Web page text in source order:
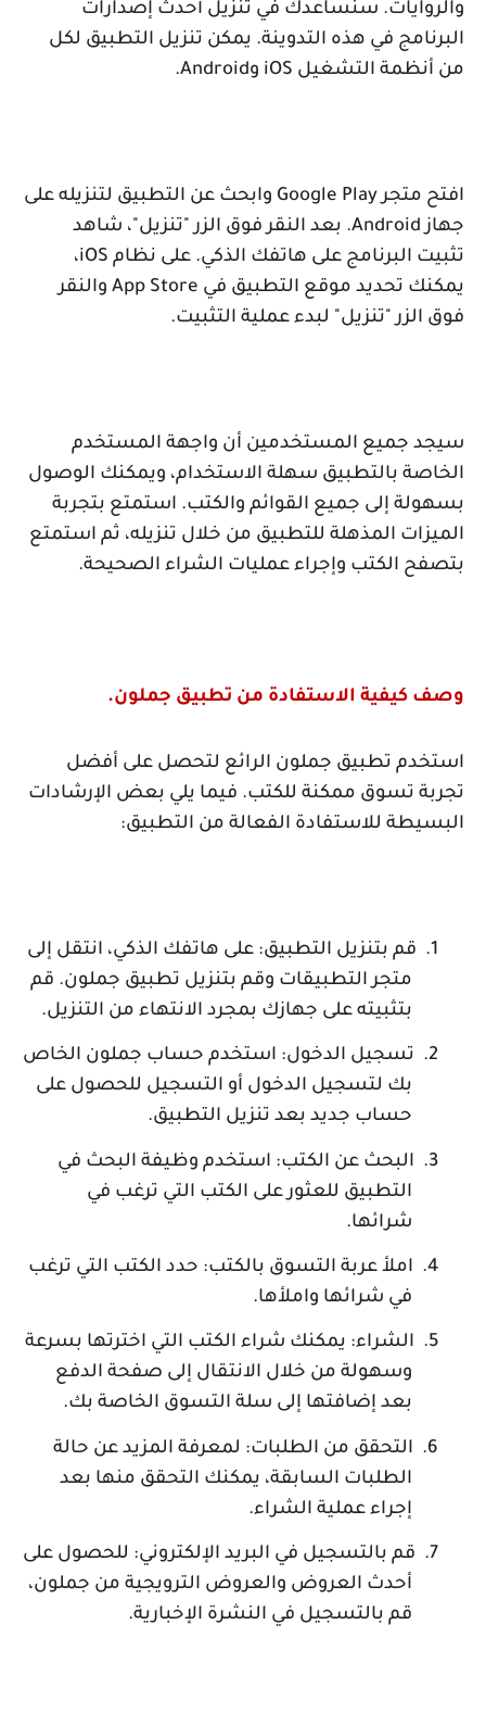
والروايات. سنساعدك في تنزيل أحدث إصدارات
البرنامج في هذه التدوينة. يمكن تنزيل التطبيق لكل
من أنظمة التشغيل iOS وAndroid
.
افتح متجرGoogle Play وابحث عن التطبيق لتنزيله على
جهازAndroid. بعد النقر فوق الزر "تنزيل"، شاهد
تثبيت البرنامج على هاتفك الذكي. على نظام iOS،
يمكنك تحديد موقع التطبيق في App Store والنقر
فوق الزر "تنزيل" لبدء عملية التثبيت.
سيجد جميع المستخدمين أن واجهة المستخدم
الخاصة بالتطبيق سهلة الاستخدام، ويمكنك الوصول
بسهولة إلى جميع القوائم والكتب. استمتع بتجربة
الميزات المذهلة للتطبيق من خلال تنزيله، ثم استمتع
بتصفح الكتب وإجراء عمليات الشراء الصحيحة.
وصف كيفية الاستفادة من تطبيق جملون.
استخدم تطبيق جملون الرائع لتحصل على أفضل
تجربة تسوق ممكنة للكتب. فيما يلي بعض الإرشادات
البسيطة للاستفادة الفعالة من التطبيق:
1.
قم بتنزيل التطبيق: على هاتفك الذكي، انتقل إلى
متجر التطبيقات وقم بتنزيل تطبيق جملون. قم
بتثبيته على جهازك بمجرد الانتهاء من التنزيل.
2.
تسجيل الدخول: استخدم حساب جملون الخاص
بك لتسجيل الدخول أو التسجيل للحصول على
حساب جديد بعد تنزيل التطبيق.
3.
البحث عن الكتب: استخدم وظيفة البحث في
التطبيق للعثور على الكتب التي ترغب في
شرائها.
4.
املأ عربة التسوق بالكتب: حدد الكتب التي ترغب
في شرائها واملأها.
5.
الشراء: يمكنك شراء الكتب التي اخترتها بسرعة
وسهولة من خلال الانتقال إلى صفحة الدفع
بعد إضافتها إلى سلة التسوق الخاصة بك.
6.
التحقق من الطلبات: لمعرفة المزيد عن حالة
الطلبات السابقة، يمكنك التحقق منها بعد
إجراء عملية الشراء.
7.
قم بالتسجيل في البريد الإلكتروني: للحصول على
أحدث العروض والعروض الترويجية من جملون،
قم بالتسجيل في النشرة الإخبارية.